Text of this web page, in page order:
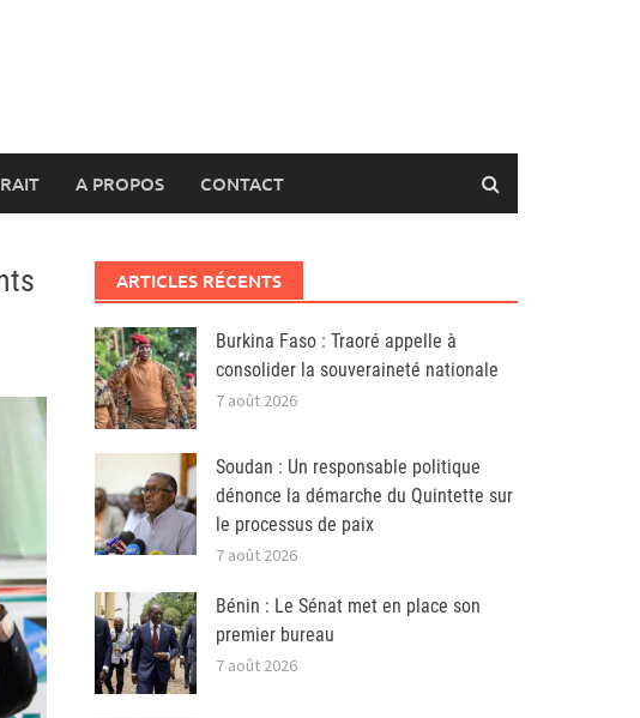
A PROPOS CONTACT
ARTICLES RÉCENTS
Burkina Faso : Traoré appelle à
consolider la souveraineté nationale
7 août 2026
Soudan : Un responsable politique
dénonce la démarche du Quintette sur
le processus de paix
7 août 2026
Bénin : Le Sénat met en place son
premier bureau
7 août 2026